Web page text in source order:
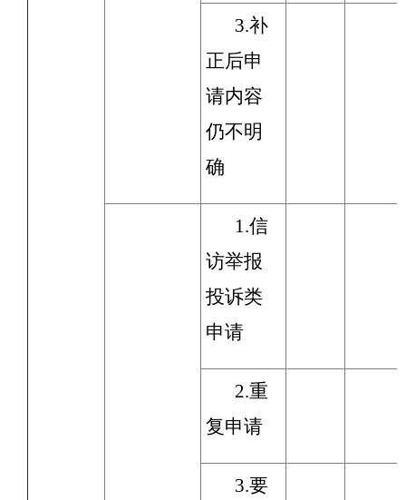
3.补
正后申
请内容
仍不明
确
1.信
访举报
投诉类
申请
2.重
复申请
3.要